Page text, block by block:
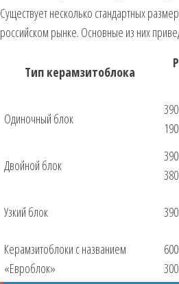
Существует несколько стандартных
российском рынке. Основные из них
Тип керамзитоблока
Одиночный блок
190
Двойной блок
380
Узкий блок
Керамзитоблоки с названием
«Евроблок»
300